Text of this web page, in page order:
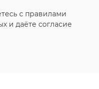
с правилами
и даёте согласие